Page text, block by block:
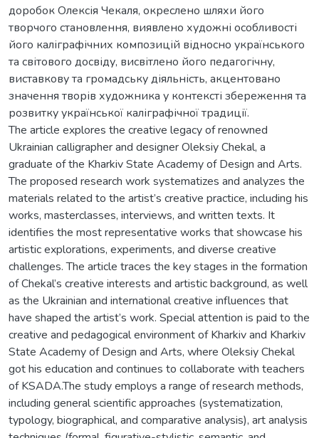
доробок Олексія Чекаля, окреслено шляхи його
творчого становлення, виявлено художні особливості
його каліграфічних композицій відносно українського
та світового досвіду, висвітлено його педагогічну,
виставкову та громадську діяльність, акцентовано
значення творів художника у контексті збереження та
розвитку української каліграфічної традиції.
The article explores the creative legacy of renowned
Ukrainian calligrapher and designer Oleksiy Chekal, a
graduate of the Kharkiv State Academy of Design and Arts.
The proposed research work systematizes and analyzes the
materials related to the artist’s creative practice, including his
works, masterclasses, interviews, and written texts. It
identifies the most representative works that showcase his
artistic explorations, experiments, and diverse creative
challenges. The article traces the key stages in the formation
of Chekal’s creative interests and artistic background, as well
as the Ukrainian and international creative influences that
have shaped the artist’s work. Special attention is paid to the
creative and pedagogical environment of Kharkiv and Kharkiv
State Academy of Design and Arts, where Oleksiy Chekal
got his education and continues to collaborate with teachers
of KSADA.The study employs a range of research methods,
including general scientific approaches (systematization,
typology, biographical, and comparative analysis), art analysis